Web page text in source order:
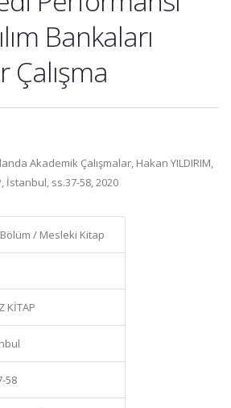
Bankaları
Çalışma
Akademik Çalışmalar, Hakan YILDIRIM,
İstanbul, ss.37-58, 2020
/ Mesleki Kitap
KİTAP
58